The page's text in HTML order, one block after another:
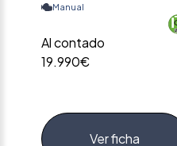
Manual
Al contado
19.990€
Ver ficha